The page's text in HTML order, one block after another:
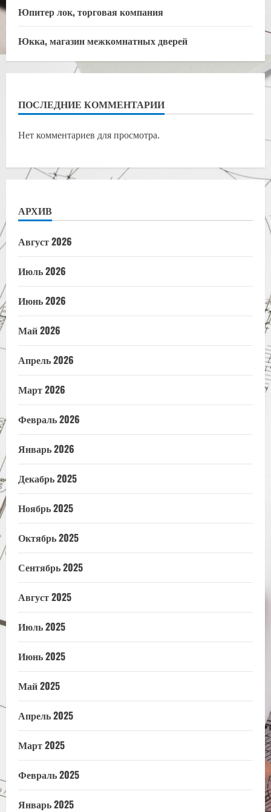
Юпитер лок, торговая компания
Юкка, магазин межкомнатных дверей
ПОСЛЕДНИЕ КОММЕНТАРИИ
Нет комментариев для просмотра.
АРХИВ
Август 2026
Июль 2026
Июнь 2026
Май 2026
Апрель 2026
Март 2026
Февраль 2026
Январь 2026
Декабрь 2025
Ноябрь 2025
Октябрь 2025
Сентябрь 2025
Август 2025
Июль 2025
Июнь 2025
Май 2025
Апрель 2025
Март 2025
Февраль 2025
Январь 2025